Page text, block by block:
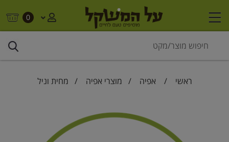
0
ראשי / אפיה / מוצרי אפיה / מחית וניל